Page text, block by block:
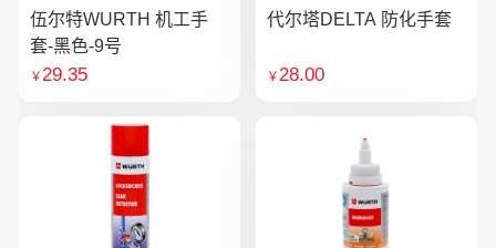
伍尔特WURTH 机工手
套-黑色-9号
￥29.35
代尔塔DELTA 防化手套
￥28.00